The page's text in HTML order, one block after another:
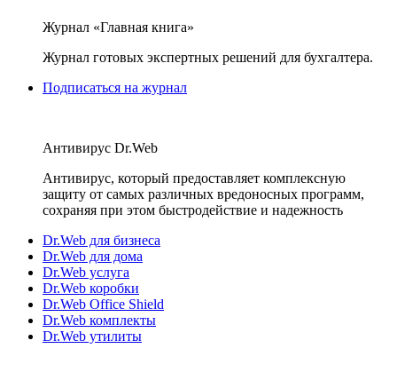
Журнал «Главная книга»
Журнал готовых экспертных решений для бухгалтера.
Подписаться на журнал
Антивирус Dr.Web
Антивирус, который предоставляет комплексную
защиту от самых различных вредоносных программ,
сохраняя при этом быстродействие и надежность
Dr.Web для бизнеса
Dr.Web для дома
Dr.Web услуга
Dr.Web коробки
Dr.Web Office Shield
Dr.Web комплекты
Dr.Web утилиты